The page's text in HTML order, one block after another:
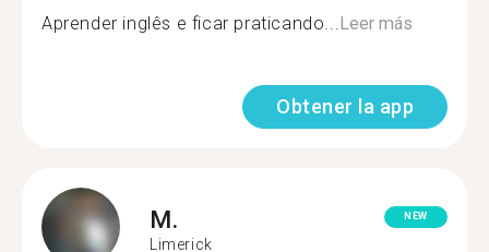
Aprender inglês e ficar praticando...Leer más
Obtener la app
M.
Limerick
NEW